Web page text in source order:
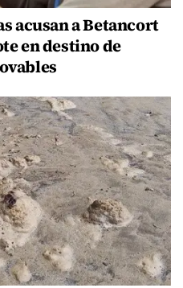
acusan a Betancort
en destino de